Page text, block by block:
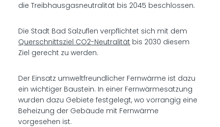
die Treibhausgasneutralität bis 2045 beschlossen.
Die Stadt Bad Salzuflen verpflichtet sich mit dem
Querschnittsziel CO2-Neutralität bis 2030 diesem
Ziel gerecht zu werden.
Der Einsatz umweltfreundlicher Fernwärme ist dazu
ein wichtiger Baustein. In einer Fernwärmesatzung
wurden dazu Gebiete festgelegt, wo vorrangig eine
Beheizung der Gebäude mit Fernwärme
vorgesehen ist.